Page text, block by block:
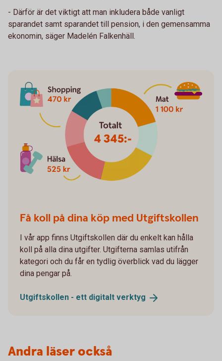
- Därför är det viktigt att man inkludera både vanligt
sparandet samt sparandet till pension, i den gemensamma
ekonomin, säger Madelén Falkenhäll.
Få koll på dina köp med Utgiftskollen
I vår app finns Utgiftskollen där du enkelt kan hålla
koll på alla dina utgifter. Utgifterna samlas utifrån
kategori och du får en tydlig överblick vad du lägger
dina pengar på.
Utgiftskollen - ett digitalt verktyg
Andra läser också